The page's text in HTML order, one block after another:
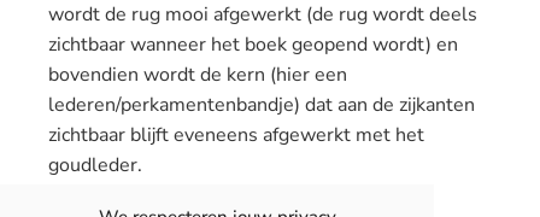
wordt de rug mooi afgewerkt (de rug wordt deels
zichtbaar wanneer het boek geopend wordt) en
bovendien wordt de kern (hier een
lederen/perkamentenbandje) dat aan de zijkanten
zichtbaar blijft eveneens afgewerkt met het
goudleder.